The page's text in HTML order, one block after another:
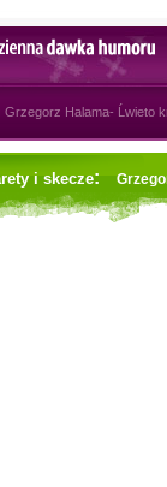
dawka humoru
Grzegorz Halama- Ĺwieto
i skecze: